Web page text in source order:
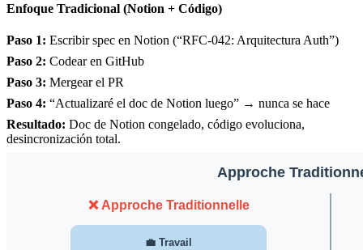
Enfoque Tradicional (Notion + Código)
Paso 1: Escribir spec en Notion (“RFC-042: Arquitectura Auth”)
Paso 2: Codear en GitHub
Paso 3: Mergear el PR
Paso 4: “Actualizaré el doc de Notion luego” → nunca se hace
Resultado: Doc de Notion congelado, código evoluciona,
desincronización total.